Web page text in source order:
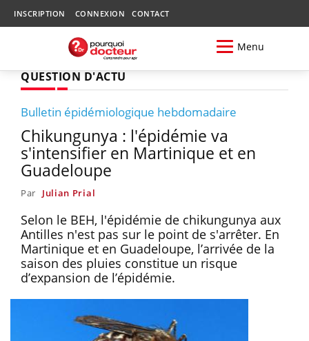
INSCRIPTION CONNEXION CONTACT
Menu
QUESTION D'ACTU
Bulletin épidémiologique hebdomadaire
Chikungunya : l'épidémie va
s'intensifier en Martinique et en
Guadeloupe
Par Julian Prial
Selon le BEH, l'épidémie de chikungunya aux
Antilles n'est pas sur le point de s'arrêter. En
Martinique et en Guadeloupe, l’arrivée de la
saison des pluies constitue un risque
d’expansion de l’épidémie.